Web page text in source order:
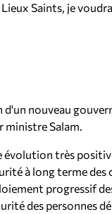
Saints, je
nouveau
ministre Salam.
évolution très
à long terme des
progressif
des personnes